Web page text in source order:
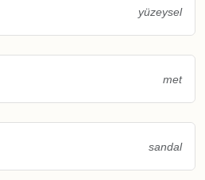
yüzeysel
met
sandal